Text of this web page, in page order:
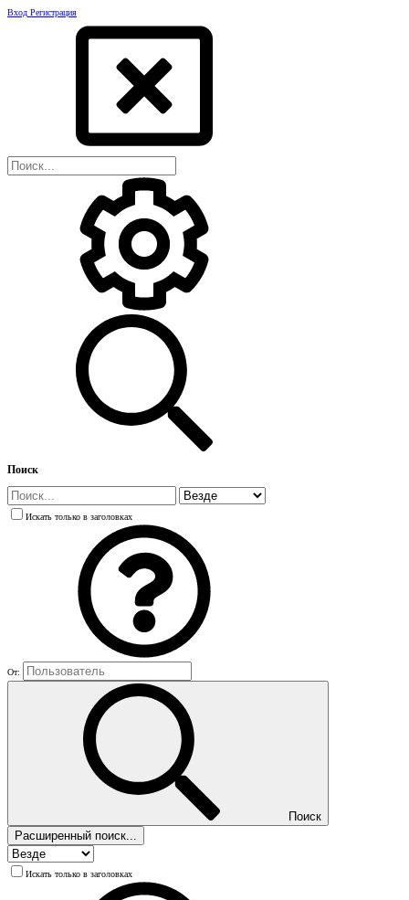
Вход Регистрация
Поиск
Искать только в заголовках
От:
Поиск
Расширенный поиск...
Искать только в заголовках